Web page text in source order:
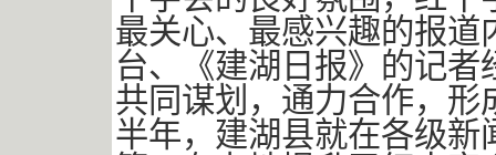
最关心、最感兴趣的报
台、《建湖日报》的记
共同谋划，通力合作，
半年，建湖县就在各级新